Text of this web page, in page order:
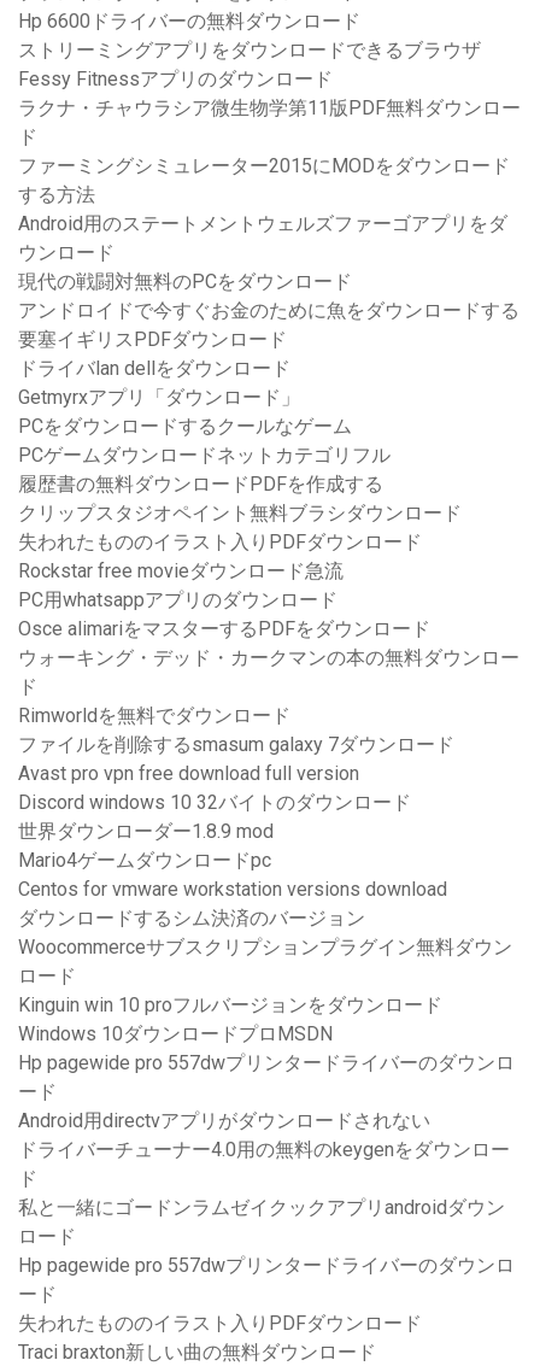
Hp 6600ドライバーの無料ダウンロード
ストリーミングアプリをダウンロードできるブラウザ
Fessy Fitnessアプリのダウンロード
ラクナ・チャウラシア微生物学第11版PDF無料ダウンロー
ド
ファーミングシミュレーター2015にMODをダウンロード
する方法
Android用のステートメントウェルズファーゴアプリをダ
ウンロード
現代の戦闘対無料のPCをダウンロード
アンドロイドで今すぐお金のために魚をダウンロードする
要塞イギリスPDFダウンロード
ドライバlan dellをダウンロード
Getmyrxアプリ「ダウンロード」
PCをダウンロードするクールなゲーム
PCゲームダウンロードネットカテゴリフル
履歴書の無料ダウンロードPDFを作成する
クリップスタジオペイント無料ブラシダウンロード
失われたもののイラスト入りPDFダウンロード
Rockstar free movieダウンロード急流
PC用whatsappアプリのダウンロード
Osce alimariをマスターするPDFをダウンロード
ウォーキング・デッド・カークマンの本の無料ダウンロー
ド
Rimworldを無料でダウンロード
ファイルを削除するsmasum galaxy 7ダウンロード
Avast pro vpn free download full version
Discord windows 10 32バイトのダウンロード
世界ダウンローダー1.8.9 mod
Mario4ゲームダウンロードpc
Centos for vmware workstation versions download
ダウンロードするシム決済のバージョン
Woocommerceサブスクリプションプラグイン無料ダウン
ロード
Kinguin win 10 proフルバージョンをダウンロード
Windows 10ダウンロードプロMSDN
Hp pagewide pro 557dwプリンタードライバーのダウンロ
ード
Android用directvアプリがダウンロードされない
ドライバーチューナー4.0用の無料のkeygenをダウンロー
ド
私と一緒にゴードンラムゼイクックアプリandroidダウン
ロード
Hp pagewide pro 557dwプリンタードライバーのダウンロ
ード
失われたもののイラスト入りPDFダウンロード
Traci braxton新しい曲の無料ダウンロード